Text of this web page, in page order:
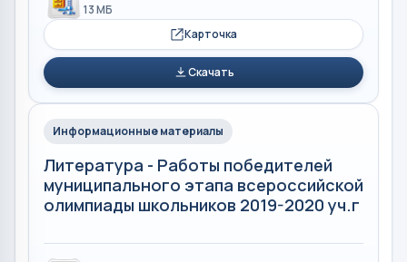
13 МБ
Карточка
Скачать
Информационные материалы
Литература - Работы победителей
муниципального этапа всероссийской
олимпиады школьников 2019-2020 уч.г